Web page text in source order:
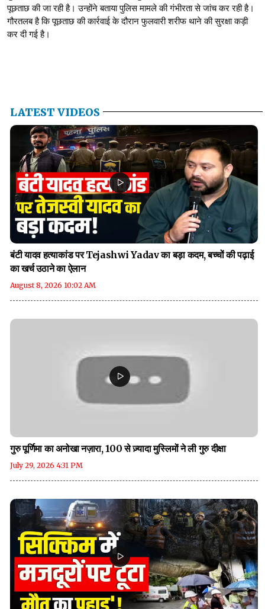
पूछताछ की जा रही है। उन्होंने बताया पुलिस मामले की गंभीरता से जांच कर रही है।
गौरतलब है कि पूछताछ की कार्रवाई के दौरान फुलवारी शरीफ थाने की सुरक्षा कड़ी
कर दी गई है।
LATEST VIDEOS
बंटी यादव हत्याकांड पर Tejashwi Yadav का बड़ा कदम, बच्चों की पढ़ाई
का खर्च उठाने का ऐलान
August 8, 2026 10:02 AM
गुरु पूर्णिमा का अनोखा नज़ारा, 100 से ज़्यादा मुस्लिमों ने ली गुरु दीक्षा
July 29, 2026 4:31 PM